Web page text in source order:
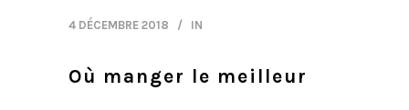
4 DÉCEMBRE 2018 IN
Où manger le meilleur